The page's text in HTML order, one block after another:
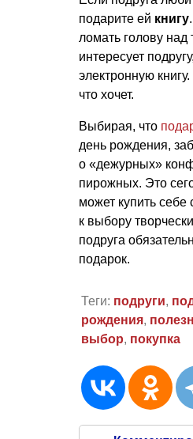
подарите ей книгу
ломать голову над
интересует
электронную книгу.
что хочет.
Выбирая, что
день рождения,
о «дежурных»
пирожных. Это
может купить
к выбору
подруга
подарок.
Теги: подруги,
рождения,
выбор, покупка